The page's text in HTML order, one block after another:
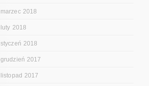
marzec 2018
luty 2018
styczeń 2018
grudzień 2017
listopad 2017